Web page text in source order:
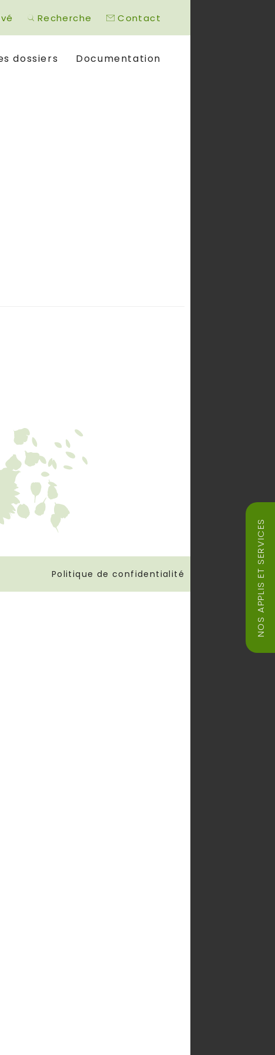
Recherche Contact
dossiers Documentation
NOS APPLIS ET SERVICES
Politique de confidentialité